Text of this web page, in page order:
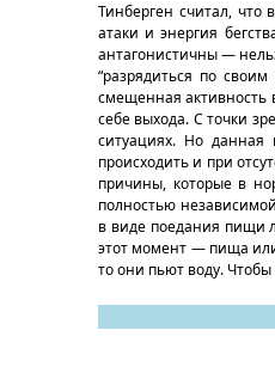
Тинберген считал, что
атаки и энергия
антагонистичны —
“разрядиться по
смещенная активность
себе выхода. С точки
ситуациях. Но данная
происходить и при
причины, которые в
полностью
в виде поедания пищи
этот момент — пища или
то они пьют воду.